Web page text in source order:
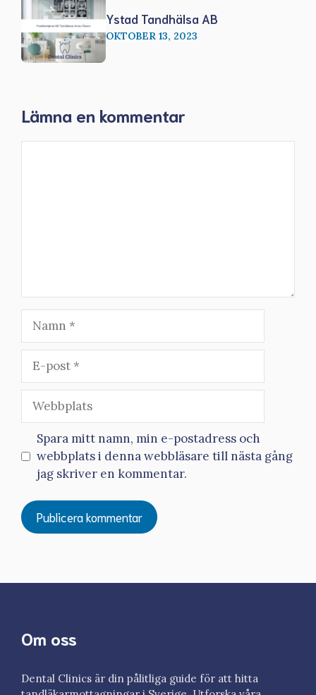
Ystad Tandhälsa AB
OKTOBER 13, 2023
Lämna en kommentar
post
Webbplats
Spara mitt namn, min e-postadress och
webbplats i denna webbläsare till nästa gång
jag skriver en kommentar.
Om oss
Dental Clinics är din pålitliga guide för att hitta